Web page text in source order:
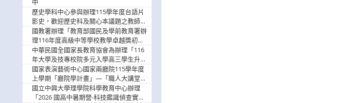
中
歷史學科中心參與辦理115學年度台語片
影史，歡迎歷史科及關心本議題之教師踴
躍報名參加
國教署辦理「教育部國民及學前教育署辦
理116年度高級中等學校教學卓越獎初選
實施計畫」，鼓勵教師踴躍報名
中華民國全國家長教育協會為辦理「116
年大學及技專校院多元入學高三學生升學
輔導家長說明會」
國家表演藝術中心國家兩廳院115學年度
上學期「廳院學計畫」—「職人大講堂」
及「一日體驗課程」，鼓勵踴躍報名參
與。
國立中興大學理學院科學教育中心辦理
「2026 國高中暑期營-科技鑑識偵查實戰